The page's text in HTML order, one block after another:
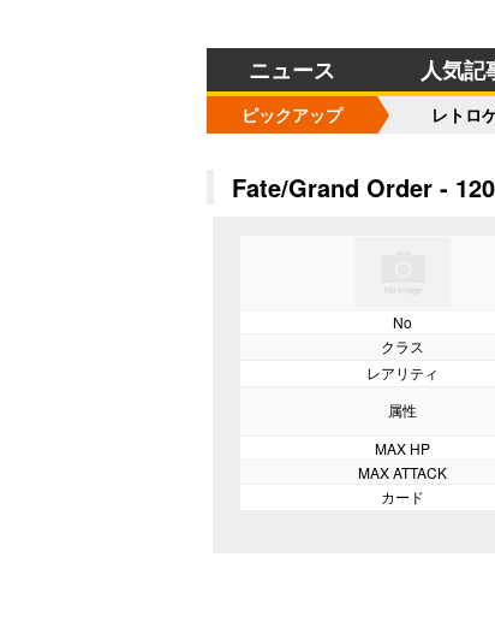
ニュース 人気記
ピックアップ レトロ
Fate/Grand Order -
No
クラス
レアリティ
属性
MAX HP
MAX ATTACK
カード